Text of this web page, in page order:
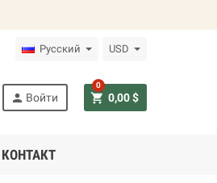
Русский USD
person Войти shopping_cart 0,00 $
0
КОНТАКТ